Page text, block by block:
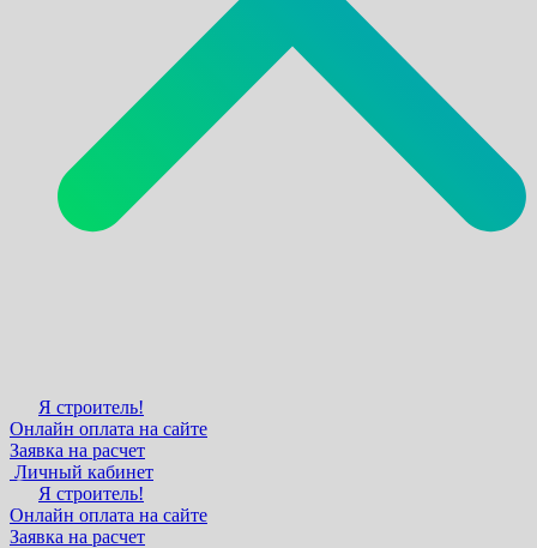
Я строитель!
Онлайн оплата на сайте
Заявка на расчет
Личный кабинет
Я строитель!
Онлайн оплата на сайте
Заявка на расчет